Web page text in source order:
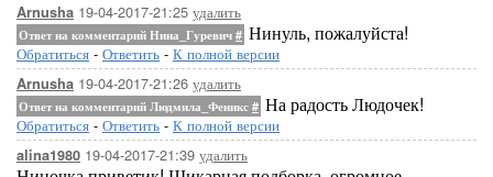
Arnusha 19-04-2017-21:25 удалить
Ответ на комментарий Нина_Гуревич # Нинуль, пожалуйста!
Обратиться - Ответить - К полной версии
Arnusha 19-04-2017-21:26 удалить
Ответ на комментарий Людмила_Феникс # На радость Людочек!
Обратиться - Ответить - К полной версии
alina1980 19-04-2017-21:39 удалить